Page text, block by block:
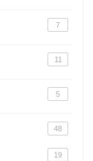
7
11
5
48
19